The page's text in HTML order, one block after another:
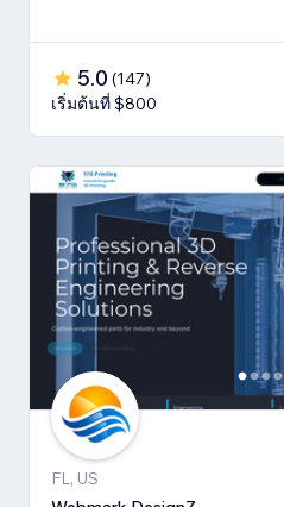
5.0 (147)
เริ่มต้นที่ $800
FL, US